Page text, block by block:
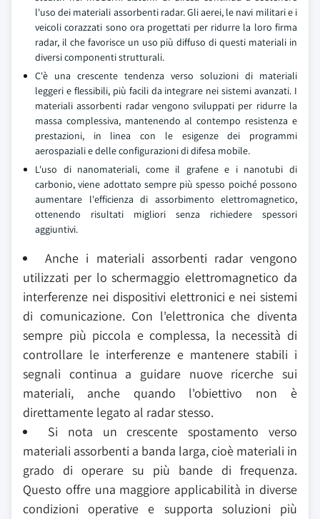
l'uso dei materiali assorbenti radar. Gli aerei, le navi militari e i
veicoli corazzati sono ora progettati per ridurre la loro firma
radar, il che favorisce un uso più diffuso di questi materiali in
diversi componenti strutturali.
C'è una crescente tendenza verso soluzioni di materiali
leggeri e flessibili, più facili da integrare nei sistemi avanzati. I
materiali assorbenti radar vengono sviluppati per ridurre la
massa complessiva, mantenendo al contempo resistenza e
prestazioni, in linea con le esigenze dei programmi
aerospaziali e delle configurazioni di difesa mobile.
L'uso di nanomateriali, come il grafene e i nanotubi di
carbonio, viene adottato sempre più spesso poiché possono
aumentare l'efficienza di assorbimento elettromagnetico,
ottenendo risultati migliori senza richiedere spessori
aggiuntivi.
Anche i materiali assorbenti radar vengono
utilizzati per lo schermaggio elettromagnetico da
interferenze nei dispositivi elettronici e nei sistemi
di comunicazione. Con l'elettronica che diventa
sempre più piccola e complessa, la necessità di
controllare le interferenze e mantenere stabili i
segnali continua a guidare nuove ricerche sui
materiali, anche quando l'obiettivo non è
direttamente legato al radar stesso.
Si nota un crescente spostamento verso
materiali assorbenti a banda larga, cioè materiali in
grado di operare su più bande di frequenza.
Questo offre una maggiore applicabilità in diverse
condizioni operative e supporta soluzioni più